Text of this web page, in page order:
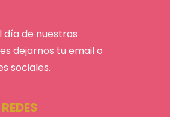
día de nuestras
dejarnos tu email o
sociales.